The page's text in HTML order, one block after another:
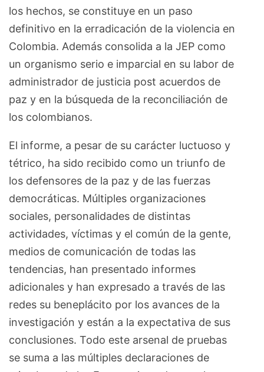
los hechos, se constituye en un paso
definitivo en la erradicación de la violencia en
Colombia. Además consolida a la JEP como
un organismo serio e imparcial en su labor de
administrador de justicia post acuerdos de
paz y en la búsqueda de la reconciliación de
los colombianos.
El informe, a pesar de su carácter luctuoso y
tétrico, ha sido recibido como un triunfo de
los defensores de la paz y de las fuerzas
democráticas. Múltiples organizaciones
sociales, personalidades de distintas
actividades, víctimas y el común de la gente,
medios de comunicación de todas las
tendencias, han presentado informes
adicionales y han expresado a través de las
redes su beneplácito por los avances de la
investigación y están a la expectativa de sus
conclusiones. Todo este arsenal de pruebas
se suma a las múltiples declaraciones de